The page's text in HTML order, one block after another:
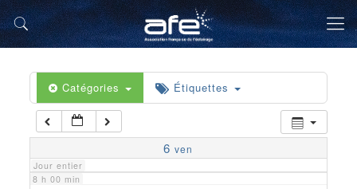
Catégories Étiquettes
6 ven
Jour entier
5 h 00 min
6 h 00 min
7 h 00 min
8 h 00 min